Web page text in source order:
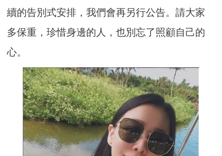
續的告別式安排，我們會再另行公告。請大家
多保重，珍惜身邊的人，也別忘了照顧自己的
心。